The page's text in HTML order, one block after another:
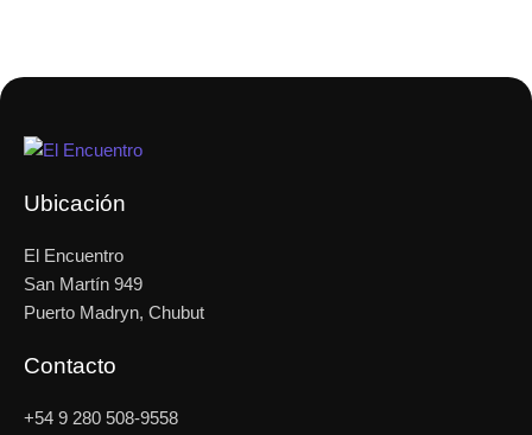
Contacto
+54 9 280 508-9558
Ubicación
El Encuentro
San Martín 949
Puerto Madryn, Chubut